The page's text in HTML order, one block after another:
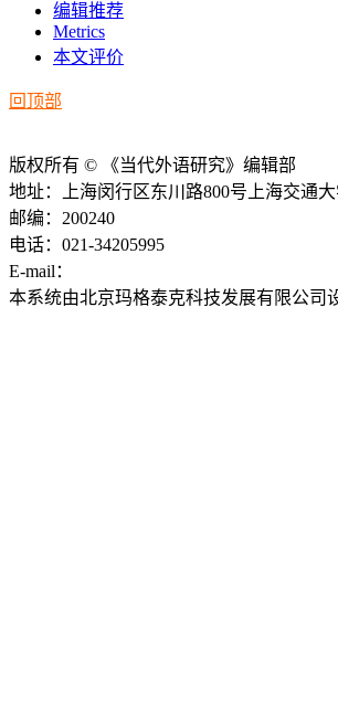
编辑推荐
Metrics
本文评价
回顶部
版权所有 © 《当代外语研究》编辑部
地址：上海闵行区东川路800号上海交通
邮编：200240
电话：021-34205995
E-mail：
本系统由北京玛格泰克科技发展有限公司